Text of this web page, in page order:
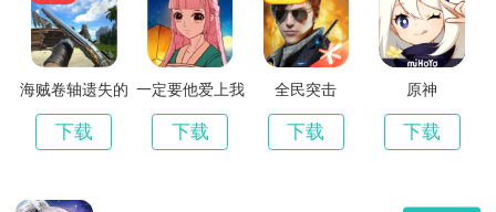
海贼卷轴遗失的
下载
一定要他爱上我
下载
全民突击
下载
原神
下载